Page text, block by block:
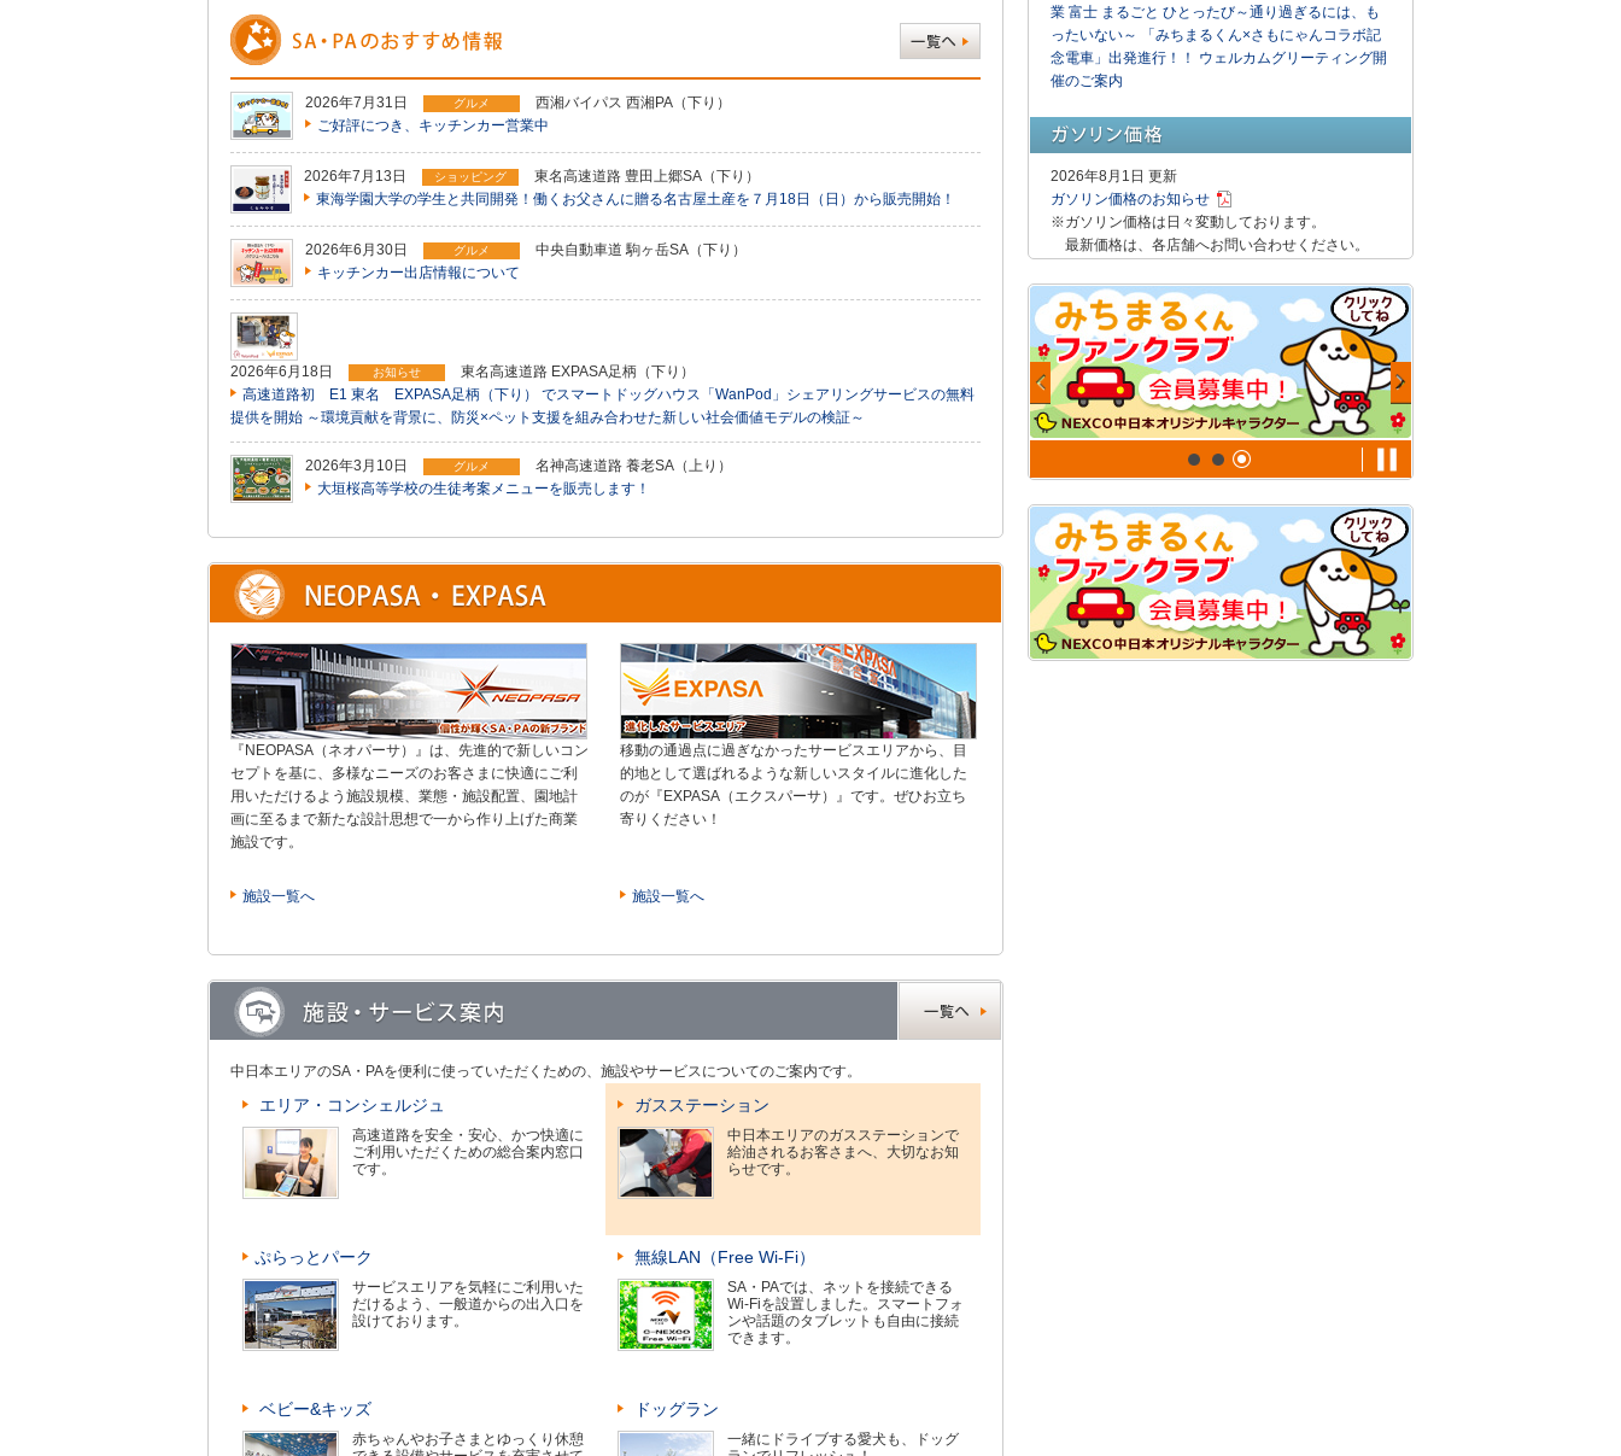
2026年7月31日 グルメ
西湘バイパス 西湘PA（下り）
ご好評につき、キッチンカー営業中
2026年7月13日 ショッピング
東名高速道路 豊田上郷SA（下り）
東海学園大学の学生と共同開発！働くお父さんに贈る名古屋土産を７月18日（日）から販売開始！
2026年6月30日 グルメ
中央自動車道 駒ヶ岳SA（下り）
キッチンカー出店情報について
2026年6月18日 お知らせ
東名高速道路 EXPASA足柄（下り）
高速道路初 E1 東名 EXPASA足柄（下り） でスマートドッグハウス「WanPod」シェアリングサービスの無料
提供を開始 ～環境貢献を背景に、防災×ペット支援を組み合わせた新しい社会価値モデルの検証～
2026年3月10日 グルメ
名神高速道路 養老SA（上り）
大垣桜高等学校の生徒考案メニューを販売します！
『NEOPASA（ネオパーサ）』は、先進的で新しいコン
セプトを基に、多様なニーズのお客さまに快適にご利
用いただけるよう施設規模、業態・施設配置、園地計
画に至るまで新たな設計思想で一から作り上げた商業
施設です。
施設一覧へ
移動の通過点に過ぎなかったサービスエリアから、目
的地として選ばれるような新しいスタイルに進化した
のが『EXPASA（エクスパーサ）』です。ぜひお立ち
寄りください！
施設一覧へ
中日本エリアのSA・PAを便利に使っていただくための、施設やサービスについてのご案内です。
エリア・コンシェルジュ
高速道路を安全・安心、かつ快適に
ご利用いただくための総合案内窓口
です。
ぷらっとパーク
サービスエリアを気軽にご利用いた
だけるよう、一般道からの出入口を
設けております。
ベビー&キッズ
赤ちゃんやお子さまとゆっくり休憩
ガスステーション
中日本エリアのガスステーションで
給油されるお客さまへ、大切なお知
らせです。
無線LAN（Free Wi-Fi）
SA・PAでは、ネットを接続できる
Wi-Fiを設置しました。スマートフォ
ンや話題のタブレットも自由に接続
できます。
ドッグラン
一緒にドライブする愛犬も、ドッグ
業 富士 まるごと ひとったび～通り過ぎるには、も
ったいない～ 「みちまるくん×さもにゃんコラボ記
念電車」出発進行！！ ウェルカムグリーティング開
催のご案内
2026年8月1日 更新
ガソリン価格のお知らせ
※ガソリン価格は日々変動しております。
最新価格は、各店舗へお問い合わせください。